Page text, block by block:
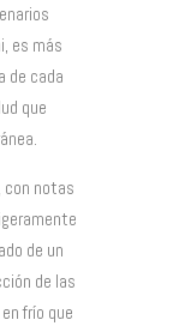
es más
de cada
que
con notas
de un
de las
frío que